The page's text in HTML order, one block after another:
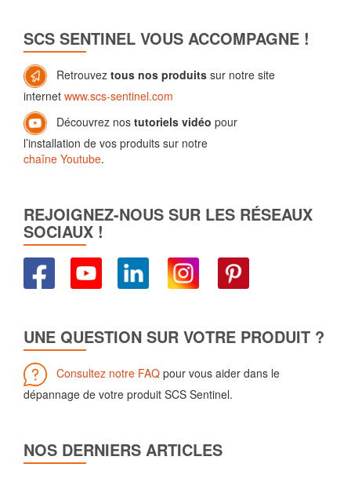
SCS SENTINEL VOUS ACCOMPAGNE !
Retrouvez tous nos produits sur notre site
internet www.scs-sentinel.com
Découvrez nos tutoriels vidéo pour
l’installation de vos produits sur notre
chaîne Youtube.
REJOIGNEZ-NOUS SUR LES RÉSEAUX
SOCIAUX !
UNE QUESTION SUR VOTRE PRODUIT ?
Consultez notre FAQ pour vous aider dans le
dépannage de votre produit SCS Sentinel.
NOS DERNIERS ARTICLES